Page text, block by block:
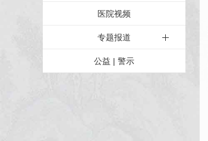
医院视频
专题报道
公益 | 警示